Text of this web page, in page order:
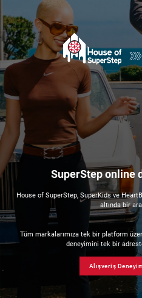
SuperStep online
House of SuperStep, SuperKids ve
altında bir
Tüm markalarımıza tek bir platform
deneyimini tek bir
Alışveriş